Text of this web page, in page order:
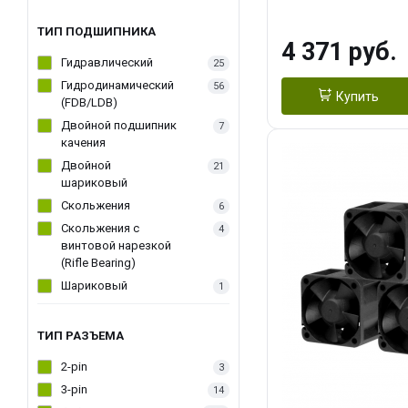
ТИП ПОДШИПНИКА
Гидравлический 25
Гидродинамический
(FDB/LDB)
56
Двойной подшипник
качения
7
Двойной
шариковый
21
Скольжения 6
Скольжения c
винтовой нарезкой
(Rifle Bearing)
4
Шариковый 1
ТИП РАЗЪЕМА
2-pin 3
3-pin 14
D：AM4、
4 371 руб.
Купить